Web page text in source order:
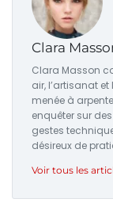
Clara
Clara Masson
air, l’artisanat
menée à
enquêter sur
gestes
désireux de
Voir tous les